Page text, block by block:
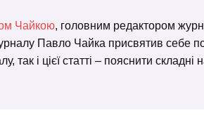
Чайкою, головним редактором
Павло Чайка присвятив себе
так і цієї статті – пояснити